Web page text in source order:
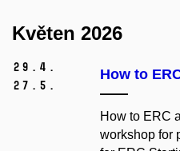
Květen 2026
29. 4.
27. 5.
How to
How to ERC
workshop for